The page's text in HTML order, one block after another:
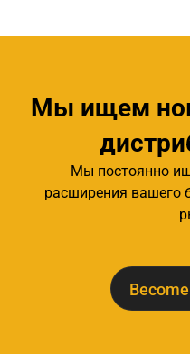
Мы ищем
Мы постоянно
расширения вашего